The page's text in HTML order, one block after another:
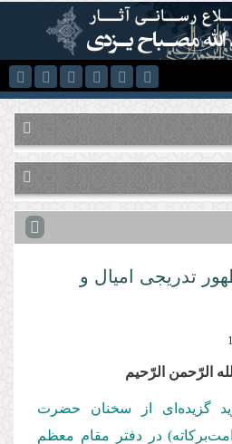
تدریجی امیال و
الرّحمن‌ الرّحیم
گزیده‌ای از سخنان حضرت
در دفتر مقام معظم